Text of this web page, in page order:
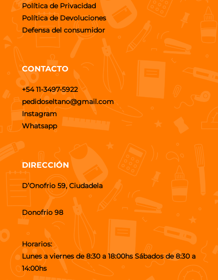
Política de Privacidad
Política de Devoluciones
Defensa del consumidor
CONTACTO
+54 11-3497-5922
pedidoseltano@gmail.com
Instagram
Whatsapp
DIRECCIÓN
D’Onofrio 59, Ciudadela
Donofrio 98
Horarios:
Lunes a viernes de 8:30 a 18:00hs Sábados de 8:30 a
14:00hs